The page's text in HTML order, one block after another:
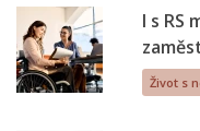
I s RS
Život s